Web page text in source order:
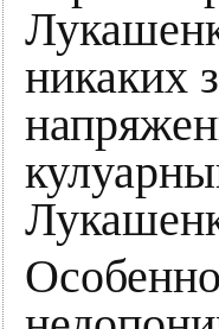
никаких